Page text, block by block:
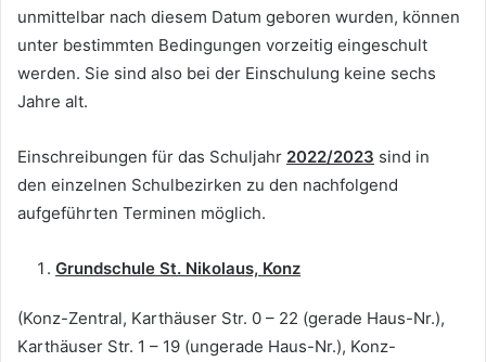
unmittelbar nach diesem Datum geboren wurden, können
unter bestimmten Bedingungen vorzeitig eingeschult
werden. Sie sind also bei der Einschulung keine sechs
Jahre alt.
Einschreibungen für das Schuljahr 2022/2023 sind in
den einzelnen Schulbezirken zu den nachfolgend
aufgeführten Terminen möglich.
Grundschule St. Nikolaus, Konz
(Konz-Zentral, Karthäuser Str. 0 – 22 (gerade Haus-Nr.),
Karthäuser Str. 1 – 19 (ungerade Haus-Nr.), Konz-